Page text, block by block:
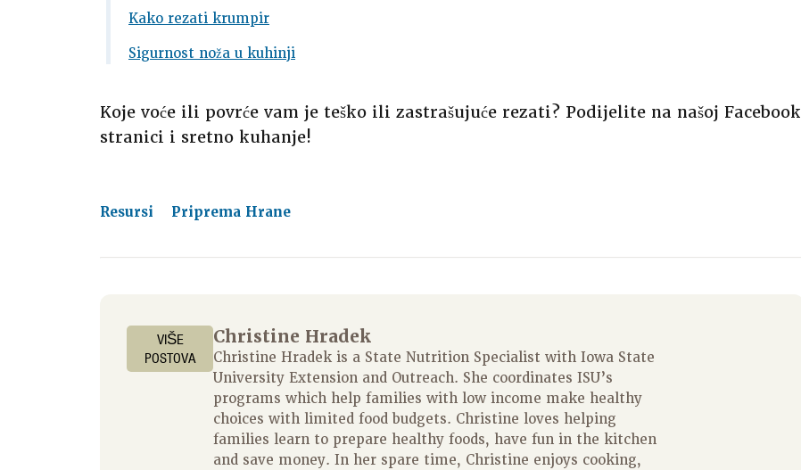
Kako rezati krumpir
Sigurnost noža u kuhinji
Koje voće ili povrće vam je teško ili zastrašujuće rezati? Podijelite na našoj Facebook
stranici i sretno kuhanje!
Resursi Priprema Hrane
VIŠE
POSTOVA
Christine Hradek
Christine Hradek is a State Nutrition Specialist with Iowa State
University Extension and Outreach. She coordinates ISU’s
programs which help families with low income make healthy
choices with limited food budgets. Christine loves helping
families learn to prepare healthy foods, have fun in the kitchen
and save money. In her spare time, Christine enjoys cooking,